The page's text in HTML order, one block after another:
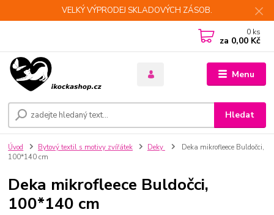
VELKÝ VÝPRODEJ SKLADOVÝCH ZÁSOB.
Menu
Hledat
0 ks
za 0,00 Kč
Úvod Bytový textil s motivy zvířátek Deky
Deka mikrofleece Buldočci,
100*140 cm
Deka mikrofleece Buldočci,
100*140 cm